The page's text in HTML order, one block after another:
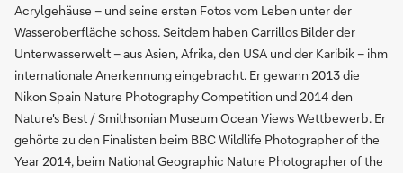
Acrylgehäuse – und seine ersten Fotos vom Leben unter der
Wasseroberfläche schoss. Seitdem haben Carrillos Bilder der
Unterwasserwelt – aus Asien, Afrika, den USA und der Karibik – ihm
internationale Anerkennung eingebracht. Er gewann 2013 die
Nikon Spain Nature Photography Competition und 2014 den
Nature's Best / Smithsonian Museum Ocean Views Wettbewerb. Er
gehörte zu den Finalisten beim BBC Wildlife Photographer of the
Year 2014, beim National Geographic Nature Photographer of the